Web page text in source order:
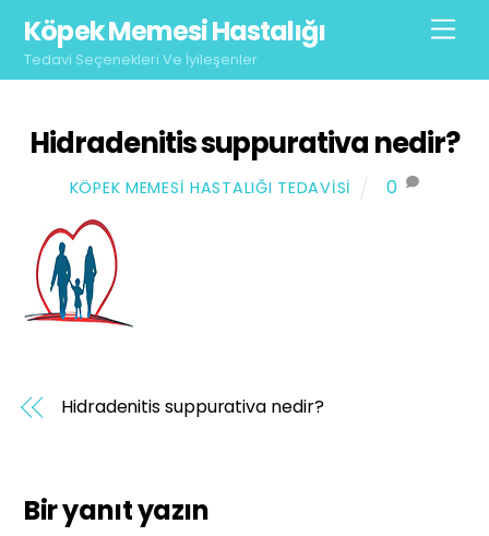
content
Köpek Memesi Hastalığı
Tedavi Seçenekleri Ve İyileşenler
Hidradenitis suppurativa nedir?
KÖPEK MEMESI HASTALIĞI TEDAVISI 0
Hidradenitis suppurativa nedir?
Bir yanıt yazın